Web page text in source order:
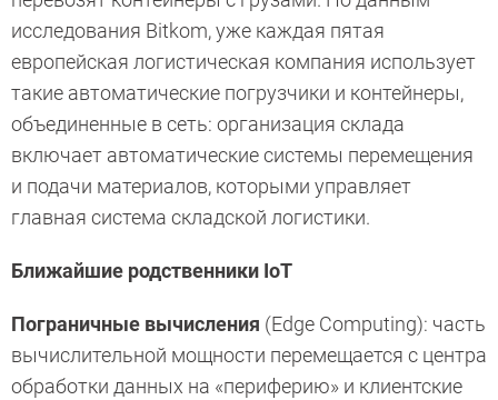
исследования Bitkom, уже каждая пятая
европейская логистическая компания использует
такие автоматические погрузчики и контейнеры,
объединенные в сеть: организация склада
включает автоматические системы перемещения
и подачи материалов, которыми управляет
главная система складской логистики.
Ближайшие родственники IoT
Пограничные вычисления (Edge Computing): часть
вычислительной мощности перемещается с центра
обработки данных на «периферию» и клиентские